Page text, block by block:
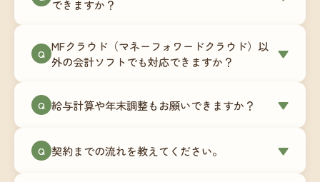
め、別途お見積りとなります。まずはお気軽にご
できますか？
ます。前任の税理士事務所との連携や、過去の帳
簿データの移行もお手伝いします。決算期のタイ
での変更も対応可能です。
Q MFクラウド（マネーフォワードクラウド）以
外の会計ソフトでも対応できますか？
▼
供しています。これから会計ソフトを導入される
します。freee・弥生会計等をご利用中の場合は、
Q 給与計算や年末調整もお願いできますか？ ▼
怠集計あり／5名まで）は月額15,000円〜、年末調
Q 契約までの流れを教えてください。 ▼